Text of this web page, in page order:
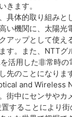
きます。
具体的取り組みと
い機関に、太陽光
アップとして使え
す。また、NTTグ
活用した非常時
先のことになりま
and Wireless
街中にセンサやカ
することにより